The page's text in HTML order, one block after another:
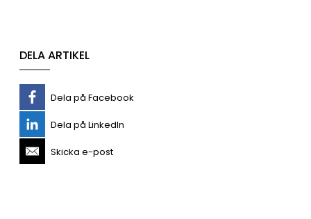
DELA ARTIKEL
Dela på Facebook
Dela på LinkedIn
Skicka e-post